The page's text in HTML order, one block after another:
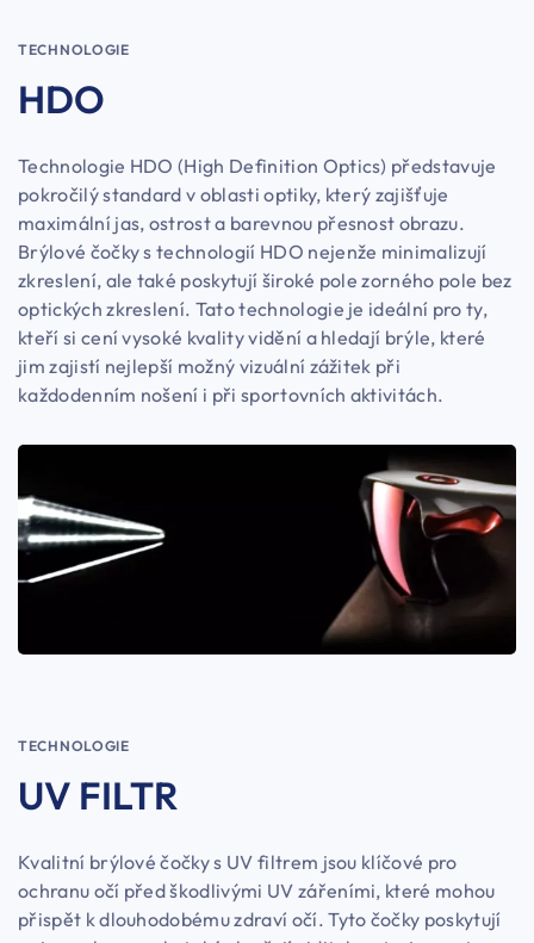
TECHNOLOGIE
HDO
Technologie HDO (High Definition Optics) představuje
pokročilý standard v oblasti optiky, který zajišťuje
maximální jas, ostrost a barevnou přesnost obrazu.
Brýlové čočky s technologií HDO nejenže minimalizují
zkreslení, ale také poskytují široké pole zorného pole bez
optických zkreslení. Tato technologie je ideální pro ty,
kteří si cení vysoké kvality vidění a hledají brýle, které
jim zajistí nejlepší možný vizuální zážitek při
každodenním nošení i při sportovních aktivitách.
TECHNOLOGIE
UV FILTR
Kvalitní brýlové čočky s UV filtrem jsou klíčové pro
ochranu očí před škodlivými UV zářeními, které mohou
přispět k dlouhodobému zdraví očí. Tyto čočky poskytují